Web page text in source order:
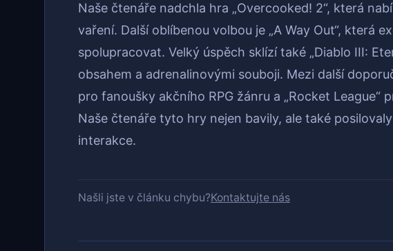
Naše čtenáře nadchla hra „Overcooked! 2“, která
vaření. Další oblíbenou volbou je „A Way Out“, která
spolupracovat. Velký úspěch sklízí také „Diablo III:
obsahem a adrenalinovými souboji. Mezi další
pro fanoušky akčního RPG žánru a „Rocket League“
Naše čtenáře tyto hry nejen bavily, ale také
interakce.
Našli jste v článku chybu?Kontaktujte nás